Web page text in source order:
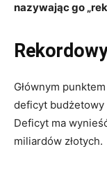
nazywając go
Głównym
deficyt budżetowy
Deficyt ma
miliardów złotych.